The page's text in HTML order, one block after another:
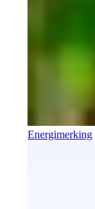
Energimerking